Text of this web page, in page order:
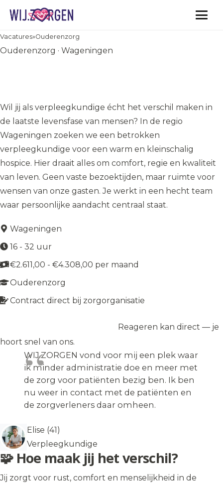
Vacatures»Ouderenzorg
Ouderenzorg · Wageningen
Wil jij als verpleegkundige écht het verschil maken in
de laatste levensfase van mensen? In de regio
Wageningen zoeken we een betrokken
verpleegkundige voor een warm en kleinschalig
hospice. Hier draait alles om comfort, regie en kwaliteit
van leven. Geen vaste bezoektijden, maar ruimte voor
wensen van onze gasten. Je werkt in een hecht team
waar persoonlijke aandacht centraal staat.
Wageningen
16 - 32 uur
€2.611,00 - €4.308,00 per maand
Ouderenzorg
Contract direct bij zorgorganisatie
Reageren kan direct — je
hoort snel van ons.
WIJ.ZORGEN vond voor mij een plek waar
ik minder administratie doe en meer met
de zorg voor patiënten bezig ben. Ik ben
nu weer in contact met de patiënten en
de zorgverleners daar omheen.
Elise (41)
Verpleegkundige
🧩 Hoe maak jij het verschil?
Jij zorgt voor rust, comfort en menselijkheid in de